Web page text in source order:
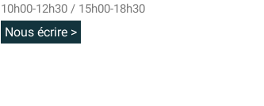
10h00-12h30 / 15h00-18h30
Nous écrire >